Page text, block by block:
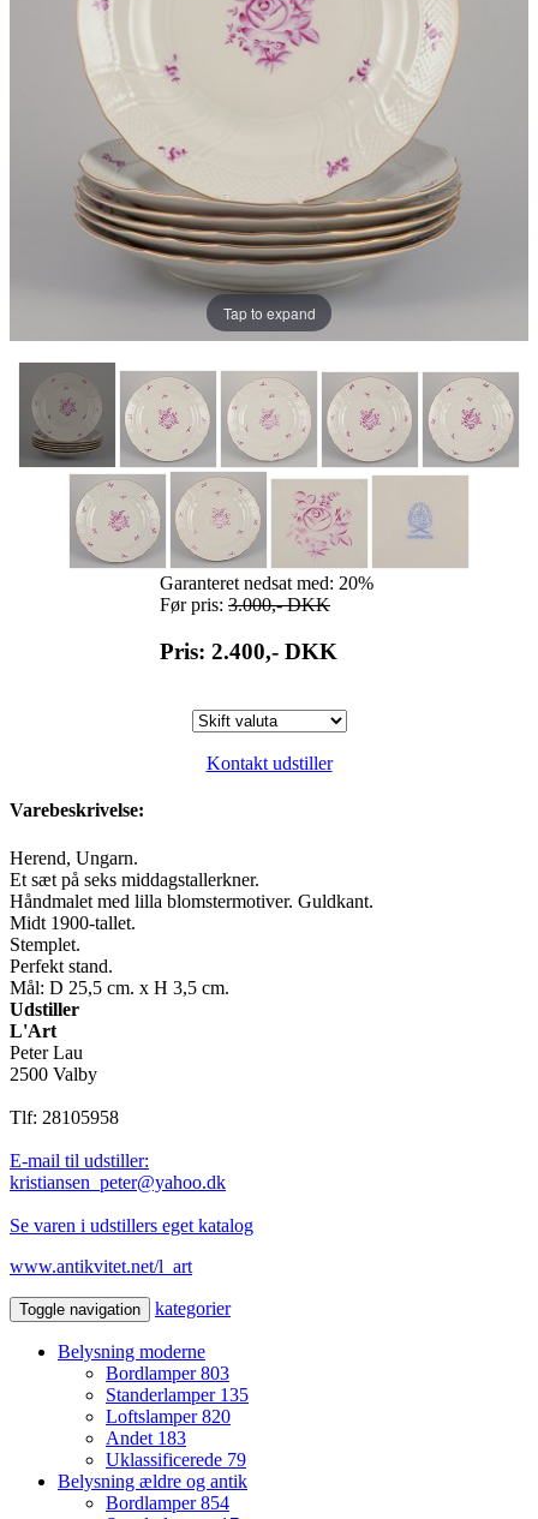
Tap to expand
Garanteret nedsat med: 20%
Før pris: 3.000,-DKK
Pris: 2.400,- DKK
Kontakt udstiller
Varebeskrivelse:
Herend, Ungarn.
Et sæt på seks middagstallerkner.
Håndmalet med lilla blomstermotiver. Guldkant.
Midt 1900-tallet.
Stemplet.
Perfekt stand.
Mål: D 25,5 cm. x H 3,5 cm.
Udstiller
L'Art
Peter Lau
2500 Valby
Tlf: 28105958
E-mail til udstiller:
kristiansen_peter@yahoo.dk
Se varen i udstillers eget katalog
www.antikvitet.net/l_art
Toggle navigation kategorier
Belysning moderne
Bordlamper803
Standerlamper 135
Loftslamper820
Andet 183
Uklassificerede 79
Belysning ældre og antik
Bordlamper854